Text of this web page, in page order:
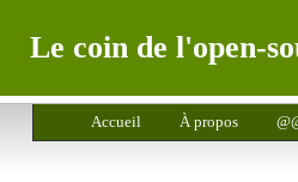
Le coin de l'open-
Accueil À propos